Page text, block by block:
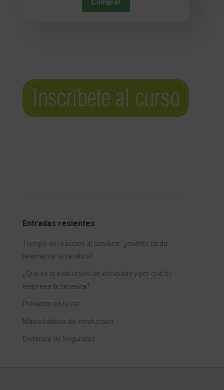
Comprar
Entradas recientes
Tiempo de reacción al conducir: ¿cuánto tarda
realmente tu cerebro?
¿Qué es la evaluación de idoneidad y por qué tu
empresa la necesita?
Prelación en la vía
Malos hábitos de conducción
Distancia de Seguridad